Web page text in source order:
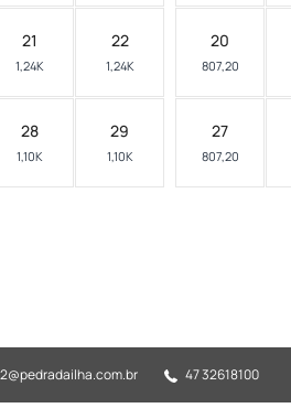
21
1,24K
22
1,24K
28
1,10K
29
1,10K
20
807,20
27
807,20
47 32618100